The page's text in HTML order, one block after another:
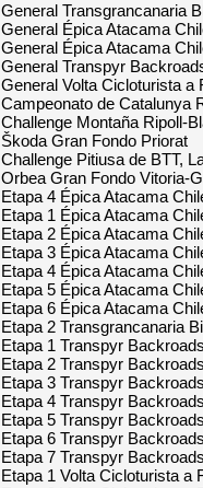
General Transgrancanaria
General Épica Atacama
General Épica Atacama
General Transpyr
General Volta Cicloturista a
Campeonato de Catalunya
Challenge Montaña Ripoll-
Škoda Gran Fondo Priorat
Challenge Pitiusa de BTT,
Orbea Gran Fondo Vitoria-
Etapa 4 Épica Atacama
Etapa 1 Épica Atacama
Etapa 2 Épica Atacama
Etapa 3 Épica Atacama
Etapa 4 Épica Atacama
Etapa 5 Épica Atacama
Etapa 6 Épica Atacama
Etapa 2 Transgrancanaria
Etapa 1 Transpyr
Etapa 2 Transpyr
Etapa 3 Transpyr
Etapa 4 Transpyr
Etapa 5 Transpyr
Etapa 6 Transpyr
Etapa 7 Transpyr
Etapa 1 Volta Cicloturista a